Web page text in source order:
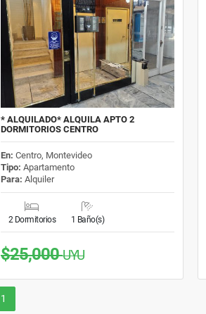
* ALQUILADO* ALQUILA APTO 2
DORMITORIOS CENTRO
En: Centro, Montevideo
Tipo: Apartamento
Para: Alquiler
2 Dormitorios 1 Baño(s)
$25,000UYU
1